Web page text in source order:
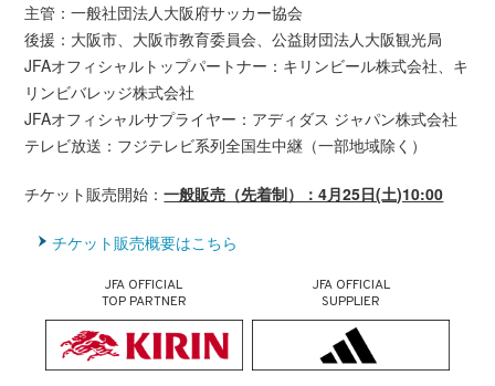
主管：一般社団法人大阪府サッカー協会
後援：大阪市、大阪市教育委員会、公益財団法人大阪観光局
JFAオフィシャルトップパートナー：キリンビール株式会社、キ
リンビバレッジ株式会社
JFAオフィシャルサプライヤー：アディダス ジャパン株式会社
テレビ放送：フジテレビ系列全国生中継（一部地域除く）
チケット販売開始：一般販売（先着制）：4月25日(土)10:00
チケット販売概要はこちら
JFA OFFICIAL
TOP PARTNER
JFA OFFICIAL
SUPPLIER